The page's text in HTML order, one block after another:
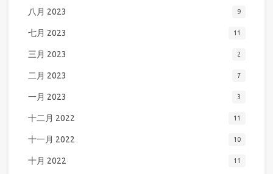
八月 2023 9
七月 2023 11
三月 2023 2
二月 2023 7
一月 2023 3
十二月 2022 11
十一月 2022 10
十月 2022 11